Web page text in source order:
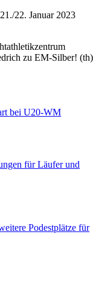
22. Januar 2023
zu EM-Silber! (th)
bei U20-WM
für Läufer und
Podestplätze für